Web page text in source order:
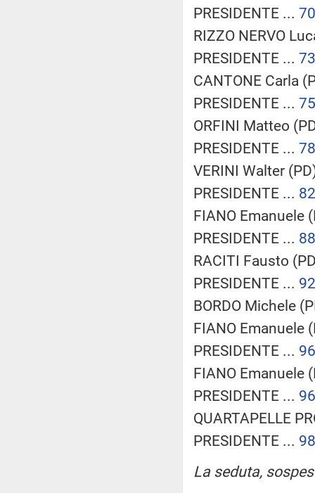
PRESIDENTE ... 70
RIZZO NERVO
PRESIDENTE ... 73
CANTONE Carla
PRESIDENTE ... 75
ORFINI Matteo
PRESIDENTE ... 78
VERINI Walter
PRESIDENTE ... 82
FIANO Emanuele
PRESIDENTE ... 88
RACITI Fausto
PRESIDENTE ... 92
BORDO Michele
FIANO Emanuele
PRESIDENTE ... 96
FIANO Emanuele
PRESIDENTE ... 96
QUARTAPELLE
PRESIDENTE ... 98
La seduta,